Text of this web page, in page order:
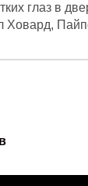
глаз в